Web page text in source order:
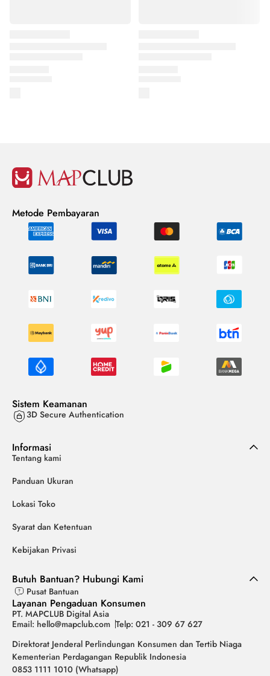
Metode Pembayaran
Sistem Keamanan
3D Secure Authentication
Informasi
Tentang kami
Panduan Ukuran
Lokasi Toko
Syarat dan Ketentuan
Kebijakan Privasi
Butuh Bantuan? Hubungi Kami
Pusat Bantuan
Layanan Pengaduan Konsumen
PT. MAPCLUB Digital Asia
Email: hello@mapclub.com Telp: 021 - 309 67 627
Direktorat Jenderal Perlindungan Konsumen dan Tertib Niaga
Kementerian Perdagangan Republik Indonesia
0853 1111 1010 (Whatsapp)